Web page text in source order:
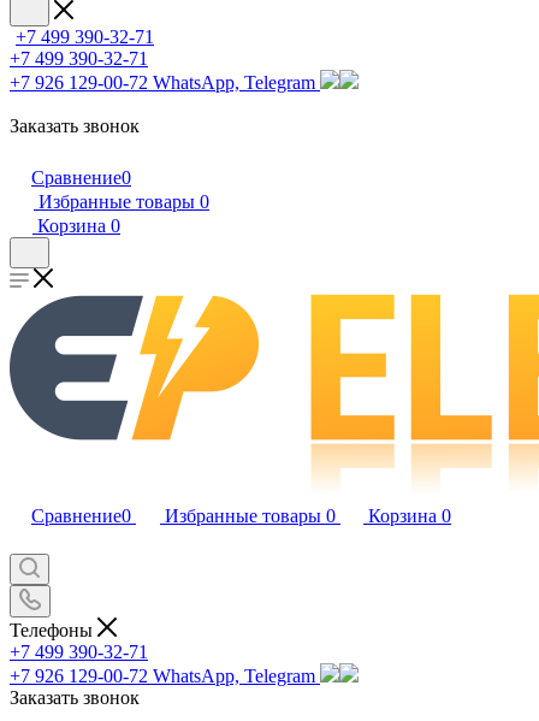
+7 499 390-32-71
+7 499 390-32-71
+7 926 129-00-72 WhatsApp, Telegram
Заказать звонок
Сравнение0
Избранные товары 0
Корзина 0
Сравнение0 Избранные товары 0 Корзина 0
Телефоны
+7 499 390-32-71
+7 926 129-00-72 WhatsApp, Telegram
Заказать звонок